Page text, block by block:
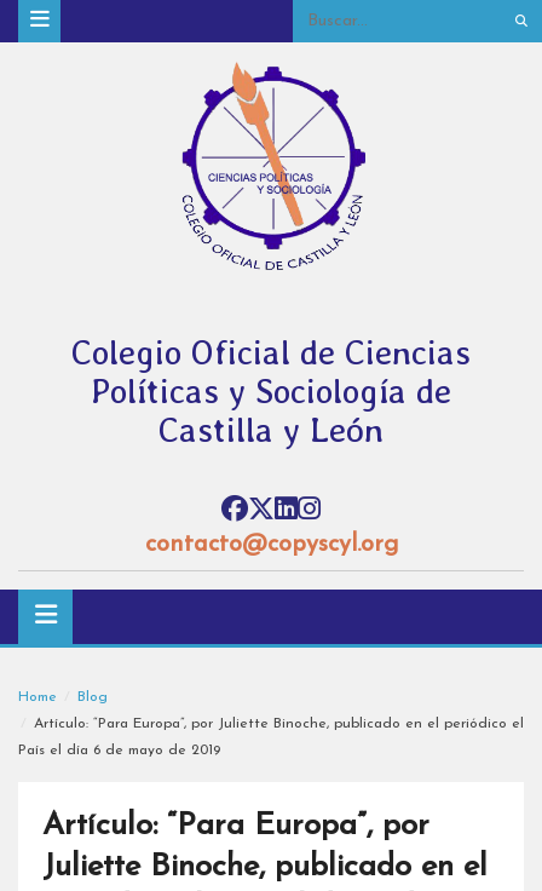
Colegio Oficial de Ciencias
Políticas y Sociología de
Castilla y León
contacto@copyscyl.org
Home
Blog
Artículo: “Para Europa”, por Juliette Binoche, publicado en el periódico el
País el día 6 de mayo de 2019
Artículo: “Para Europa”, por
Juliette Binoche, publicado en el